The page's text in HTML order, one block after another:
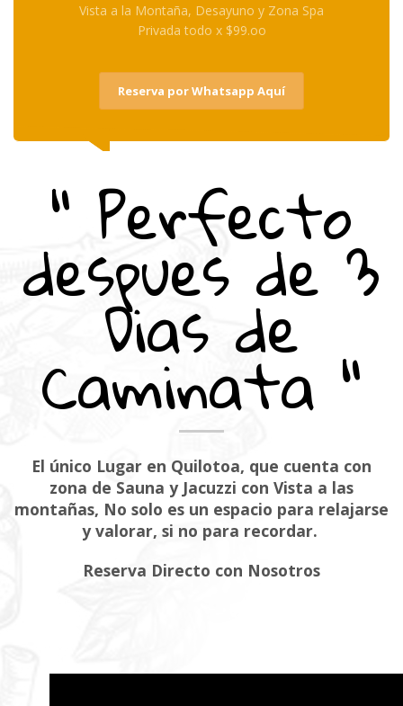
Vista a la Montaña, Desayuno y Zona Spa
Privada todo x $99.oo
Reserva por Whatsapp Aquí
" Perfecto
despues de 3
Dias de
Caminata "
El único Lugar en Quilotoa, que cuenta con
zona de Sauna y Jacuzzi con Vista a las
montañas, No solo es un espacio para relajarse
y valorar, si no para recordar.
Reserva Directo con Nosotros